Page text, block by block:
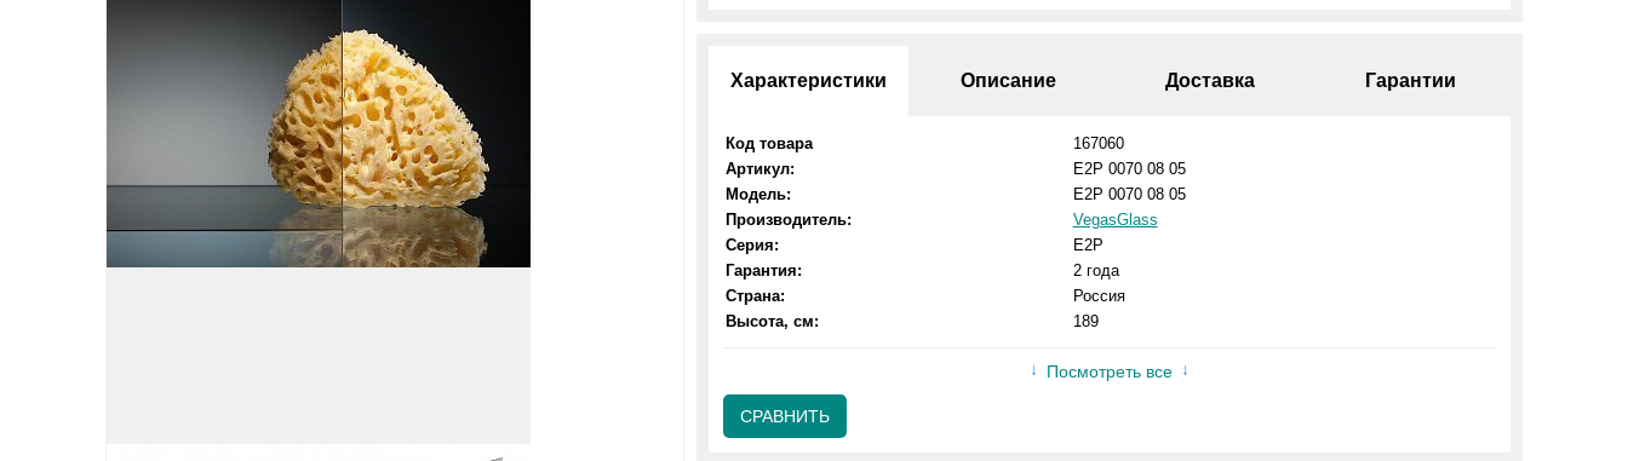
Характеристики Описание Доставка Гарантии
Код товара
167060
Артикул:
E2P 0070 08 05
Модель:
E2P 0070 08 05
Производитель:
VegasGlass
Серия:
E2P
Гарантия:
2 года
Страна:
Россия
Высота, см:
189
Посмотреть все
СРАВНИТЬ